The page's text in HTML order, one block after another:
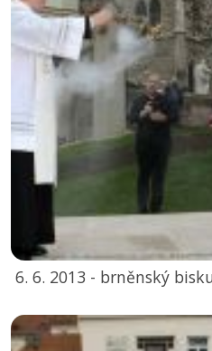
6. 6. 2013 - brněnský